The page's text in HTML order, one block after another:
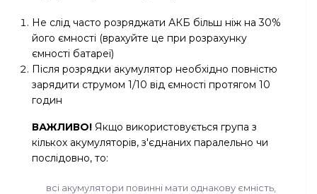
Не слід часто розряджати АКБ більш ніж на 30%
його ємності (врахуйте це при розрахунку
ємності батареї)
Після розрядки акумулятор необхідно повністю
зарядити струмом 1/10 від ємності протягом 10
годин
ВАЖЛИВО! Якщо використовується група з
кількох акумуляторів, з'єднаних паралельно чи
послідовно, то:
всі акумулятори повинні мати однакову ємність,